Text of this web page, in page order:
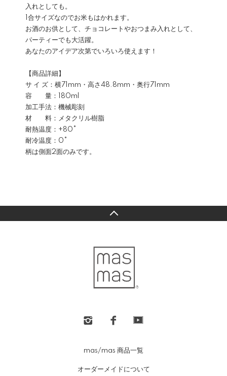
入れとしても。
1合サイズなのでお米もはかれます。
お酒のお供として、チョコレートやおつまみ入れとして、
パーティーでも大活躍。
あなたのアイデア次第でいろいろ使えます！
【商品詳細】
サ イ ズ：横71mm・高さ48.8mm・奥行71mm
容 量：180ml
加工手法：機械彫刻
材 料：メタクリル樹脂
耐熱温度：+80°
耐冷温度：0°
柄は側面2面のみです。
mas/mas 商品一覧
オーダーメイドについて